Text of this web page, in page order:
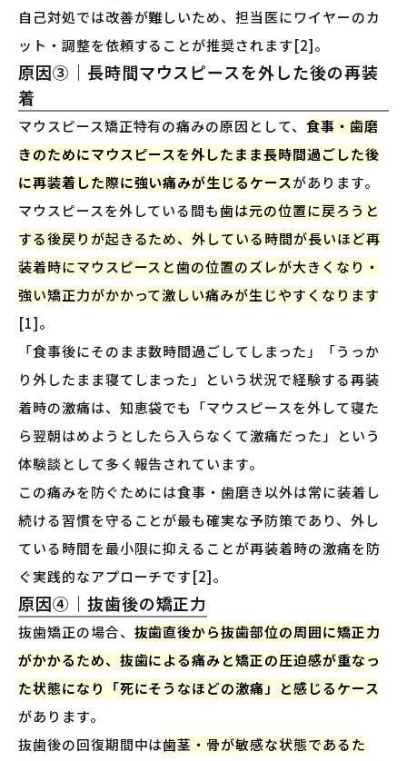
自己対処では改善が難しいため、担当医にワイヤーのカ
ット・調整を依頼することが推奨されます[2]。
原因③｜長時間マウスピースを外した後の再装
着
マウスピース矯正特有の痛みの原因として、 食事・歯磨
きのためにマウスピースを外したまま長時間過ごした後
に再装着した際に強い痛みが生じるケースがあります。
マウスピースを外している間も歯は元の位置に戻ろうと
する後戻りが起きるため、外している時間が長いほど再
装着時にマウスピースと歯の位置のズレが大きくなり・
強い矯正力がかかって激しい痛みが生じやすくなります
[1]。
「食事後にそのまま数時間過ごしてしまった」「うっか
り外したまま寝てしまった」という状況で経験する再装
着時の激痛は、知恵袋でも「マウスピースを外して寝た
ら翌朝はめようとしたら入らなくて激痛だった」という
体験談として多く報告されています。
この痛みを防ぐためには食事・歯磨き以外は常に装着し
続ける習慣を守ることが最も確実な予防策であり、外し
ている時間を最小限に抑えることが再装着時の激痛を防
ぐ実践的なアプローチです[2]。
原因④｜抜歯後の矯正力
抜歯矯正の場合、 抜歯直後から抜歯部位の周囲に矯正力
がかかるため、抜歯による痛みと矯正の圧迫感が重なっ
た状態になり「死にそうなほどの激痛」と感じるケース
があります。
抜歯後の回復期間中は歯茎・骨が敏感な状態であるた